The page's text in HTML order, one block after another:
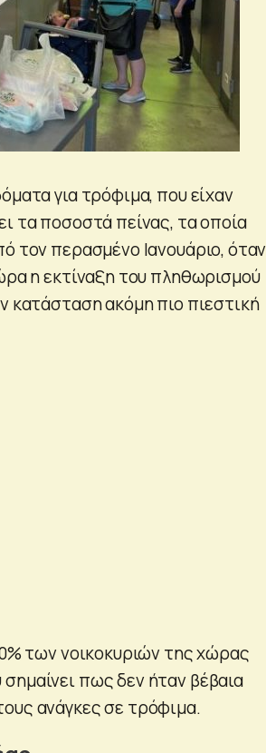
για τρόφιμα, που είχαν
τα ποσοστά πείνας, τα οποία
τον περασμένο Ιανουάριο, όταν
η εκτίναξη του πληθωρισμού
κατάσταση ακόμη πιο πιεστική
των νοικοκυριών της χώρας
πως δεν ήταν βέβαια
ανάγκες σε τρόφιμα.